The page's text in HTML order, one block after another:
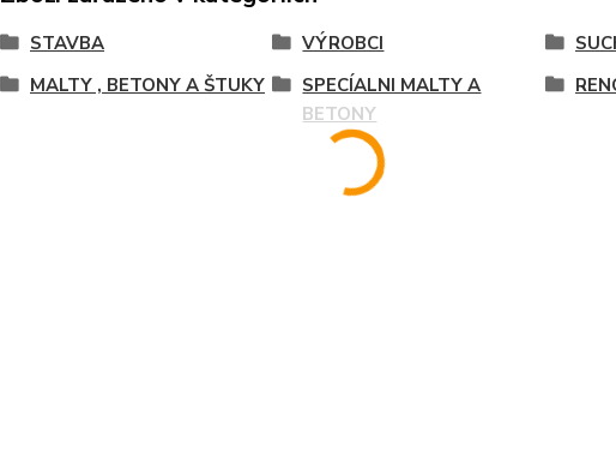
STAVBA VÝROBCI
MALTY , BETONY A ŠTUKY
SPECÍALNI MALTY A
BETONY